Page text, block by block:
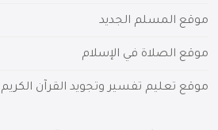
موقع المسلم الجديد
موقع الصلاة في الإسلام
موقع تعليم تفسير وتجويد القرآن الكريم